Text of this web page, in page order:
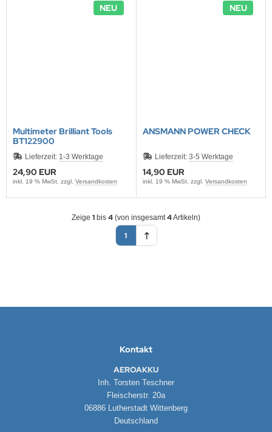
NEU
Multimeter Brilliant Tools
BT122900
Lieferzeit: 1-3 Werktage
24,90 EUR
inkl. 19 % MwSt. zzgl. Versandkosten
NEU
ANSMANN POWER CHECK
Lieferzeit: 3-5 Werktage
14,90 EUR
inkl. 19 % MwSt. zzgl. Versandkosten
Zeige 1 bis 4 (von insgesamt4Artikeln)
1
Kontakt
AEROAKKU
Inh. Torsten Teschner
Fleischerstr. 20a
06886 Lutherstadt Wittenberg
Deutschland